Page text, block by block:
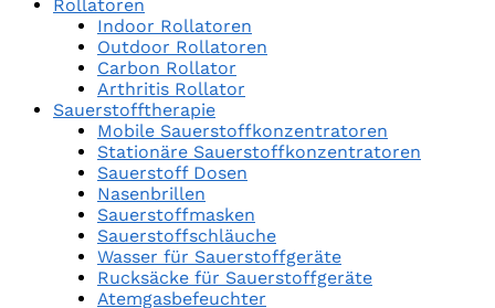
Rollatoren
Indoor Rollatoren
Outdoor Rollatoren
Carbon Rollator
Arthritis Rollator
Sauerstofftherapie
Mobile Sauerstoffkonzentratoren
Stationäre Sauerstoffkonzentratoren
Sauerstoff Dosen
Nasenbrillen
Sauerstoffmasken
Sauerstoffschläuche
Wasser für Sauerstoffgeräte
Rucksäcke für Sauerstoffgeräte
Atemgasbefeuchter